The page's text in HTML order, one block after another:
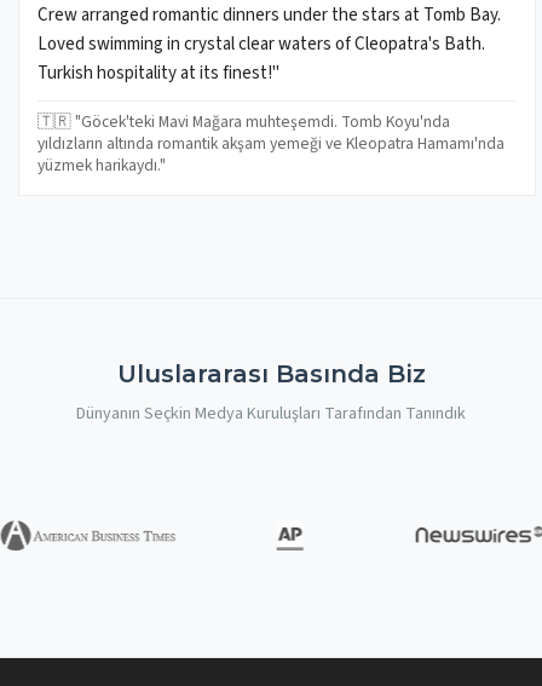
Crew arranged romantic dinners under the stars at Tomb Bay.
Loved swimming in crystal clear waters of Cleopatra's Bath.
Turkish hospitality at its finest!"
🇹🇷 "Göcek'teki Mavi Mağara muhteşemdi. Tomb Koyu'nda
yıldızların altında romantik akşam yemeği ve Kleopatra Hamamı'nda
yüzmek harikaydı."
Uluslararası Basında Biz
Dünyanın Seçkin Medya Kuruluşları Tarafından Tanındık